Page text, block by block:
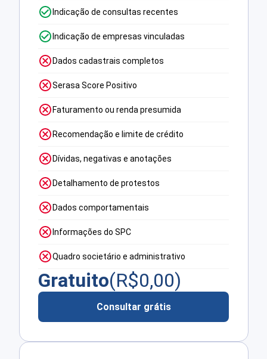
Indicação de consultas recentes
Indicação de empresas vinculadas
Dados cadastrais completos
Serasa Score Positivo
Faturamento ou renda presumida
Recomendação e limite de crédito
Dívidas, negativas e anotações
Detalhamento de protestos
Dados comportamentais
Informações do SPC
Quadro societário e administrativo
Gratuito(R$0,00)
Consultar grátis